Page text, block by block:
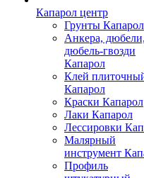
Капарол центр
Грунты Капарол
Анкера, дюбели,
дюбель-гвозди
Капарол
Клей
Капарол
Краски Капарол
Лаки Капарол
Лессировки
Малярный
инструмент
Профиль